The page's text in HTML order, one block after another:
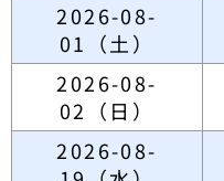
2026-08-
01（土）
2026-08-
02（日）
2026-08-